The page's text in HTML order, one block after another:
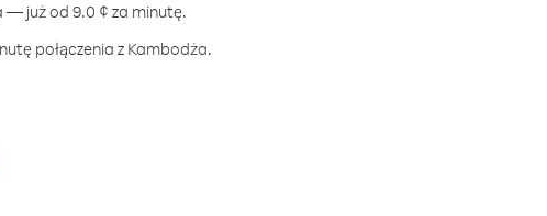
— już od 9.0 ¢ za minutę.
połączenia z Kambodża.